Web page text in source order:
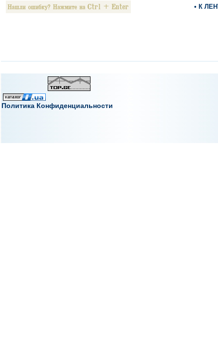
• К
Политика Конфиденциальности